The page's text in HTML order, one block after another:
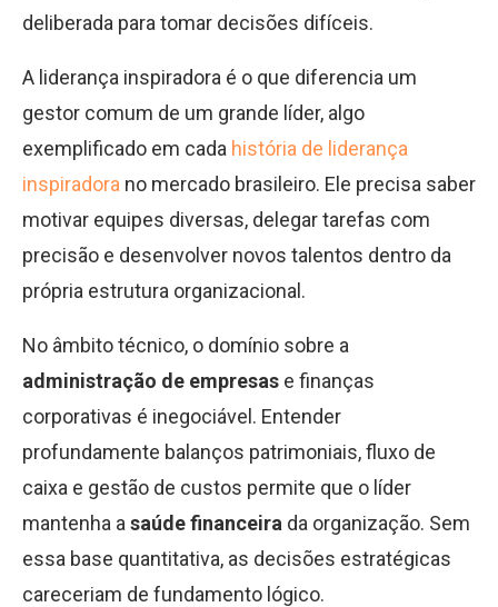
deliberada para tomar decisões difíceis.
A liderança inspiradora é o que diferencia um
gestor comum de um grande líder, algo
exemplificado em cada história de liderança
inspiradora no mercado brasileiro. Ele precisa saber
motivar equipes diversas, delegar tarefas com
precisão e desenvolver novos talentos dentro da
própria estrutura organizacional.
No âmbito técnico, o domínio sobre a
administração de empresas e finanças
corporativas é inegociável. Entender
profundamente balanços patrimoniais, fluxo de
caixa e gestão de custos permite que o líder
mantenha a saúde financeira da organização. Sem
essa base quantitativa, as decisões estratégicas
careceriam de fundamento lógico.